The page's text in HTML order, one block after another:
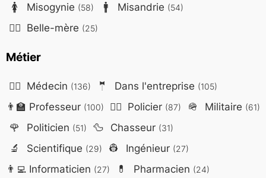
🚺 Misogynie (58) 🚹 Misandrie (54)
🤷‍♀️ Belle-mère (25)
Métier
👨‍⚕️ Médecin (136) 🤵 Dans l'entreprise (105)
👨‍🏫 Professeur (100) 👮‍♂️ Policier (87) 🪖 Militaire (61)
🌹 Politicien (51) 🦆 Chasseur (31)
🔬 Scientifique (29) 👷 Ingénieur (27)
👨‍💻Informaticien (27) 💊 Pharmacien (24)